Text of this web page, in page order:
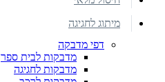
מיתוג לחגיגה
דפי מדבקה
מדבקות לבית ספר
מדבקות לחגיגה